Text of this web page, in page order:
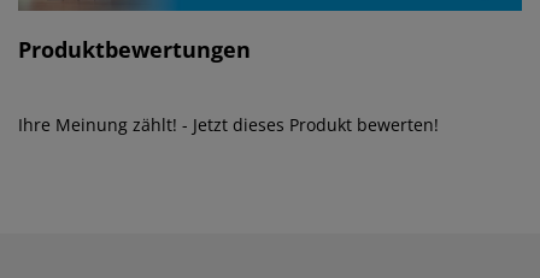
Produktbewertungen
Ihre Meinung zählt! - Jetzt dieses Produkt bewerten!